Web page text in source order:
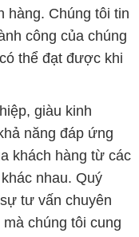
hàng. Chúng tôi tin
công của chúng
thể đạt được khi
giàu kinh
năng đáp ứng
khách hàng từ các
nhau. Quý
tư vấn chuyên
chúng tôi cung